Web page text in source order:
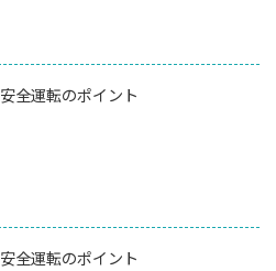
安全運転のポイント
安全運転のポイント